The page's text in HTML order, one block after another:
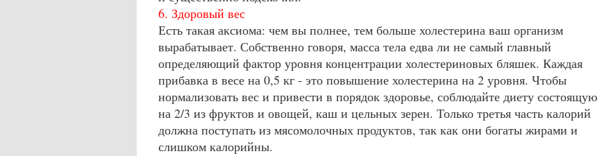
6. Здоровый вес
Есть такая аксиома: чем вы полнее, тем больше холестерина ваш организм
вырабатывает. Собственно говоря, масса тела едва ли не самый главный
определяющий фактор уровня концентрации холестериновых бляшек. Каждая
прибавка в весе на 0,5 кг - это повышение холестерина на 2 уровня. Чтобы
нормализовать вес и привести в порядок здоровье, соблюдайте диету состоящую
на 2/3 из фруктов и овощей, каш и цельных зерен. Только третья часть калорий
должна поступать из мясомолочных продуктов, так как они богаты жирами и
слишком калорийны.